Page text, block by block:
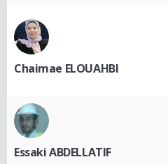
Chaimae ELOUAHBI
Essaki ABDELLATIF